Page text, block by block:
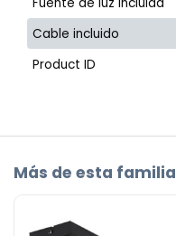
Cable incluido
Product ID
Más de esta familia